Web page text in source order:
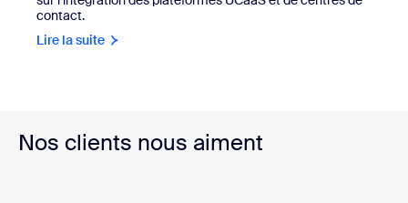
contact.
Lire la suite
Nos clients nous aiment